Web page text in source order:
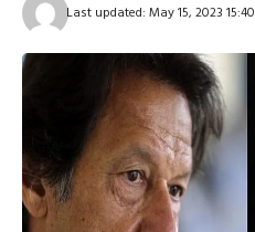
Last updated: May 15, 2023 15:40